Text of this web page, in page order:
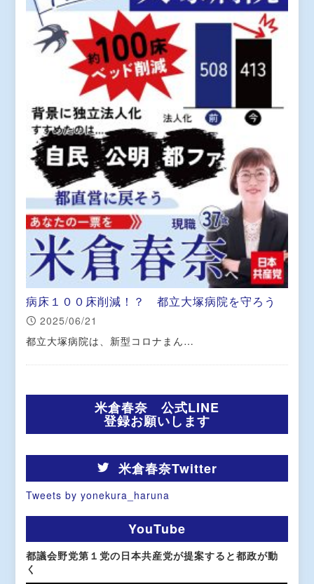
病床１００床削減！？ 都立大塚病院を守ろう
2025/06/21
都立大塚病院は、新型コロナまん…
米倉春奈 公式LINE
登録お願いします
米倉春奈Twitter
Tweets by yonekura_haruna
YouTube
都議会野党第１党の日本共産党が提案すると都政が動
く